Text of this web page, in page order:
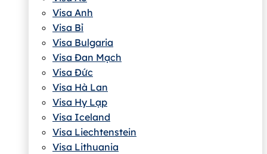
Visa Anh
Visa Bỉ
Visa Bulgaria
Visa Đan Mạch
Visa Đức
Visa Hà Lan
Visa Hy Lạp
Visa Iceland
Visa Liechtenstein
Visa Lithuania